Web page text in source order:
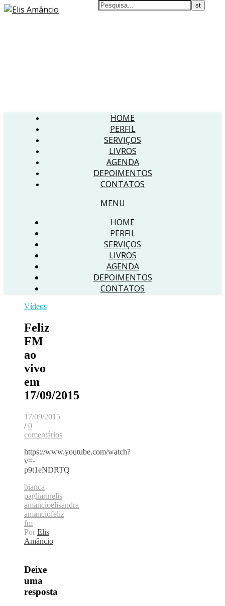
HOME
PERFIL
SERVIÇOS
LIVROS
AGENDA
DEPOIMENTOS
CONTATOS
MENU
HOME
PERFIL
SERVIÇOS
LIVROS
AGENDA
DEPOIMENTOS
CONTATOS
Vídeos
Feliz
FM
ao
vivo
em
17/09/2015
17/09/2015
/ 0
comentários
https://www.youtube.com/watch?
v=-
p9t1eNDRTQ
bianca
pagliarinelis
amancioelisandra
amanciofeliz
fm
Por Elis
Amâncio
Deixe
uma
resposta